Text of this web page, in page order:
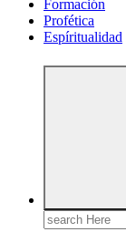
Formación
Profética
Espíritualidad
Search
for: